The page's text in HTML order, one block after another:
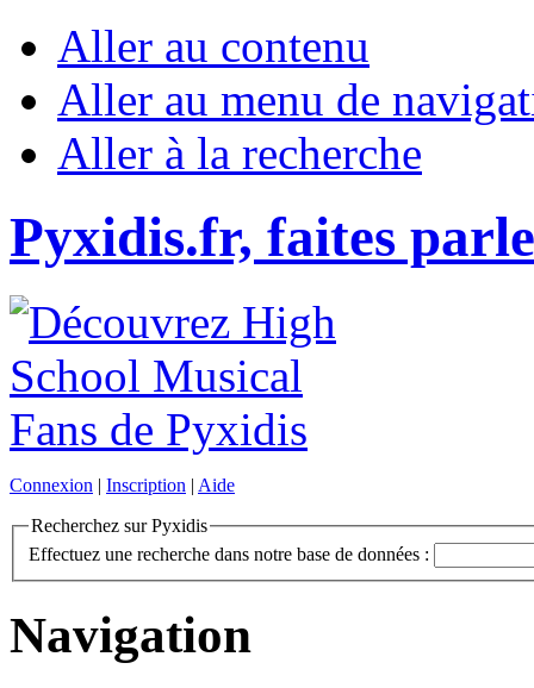
Aller au contenu
Aller au menu de
Aller à la recherche
Pyxidis.fr, faites
Connexion | Inscription | Aide
Recherchez sur Pyxidis
Effectuez une recherche dans notre base de données :
Navigation